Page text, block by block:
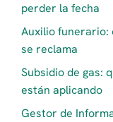
perder la fecha
Auxilio funerario:
se reclama
Subsidio de gas:
están aplicando
Gestor de